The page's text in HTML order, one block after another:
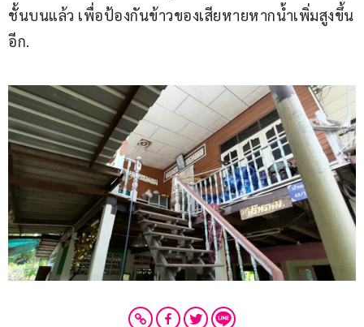
ชั้นบนแล้ว เพื่อป้องกันข้าวของเสียหายหากน้ำเพิ่มสูงขึ้น
อีก.